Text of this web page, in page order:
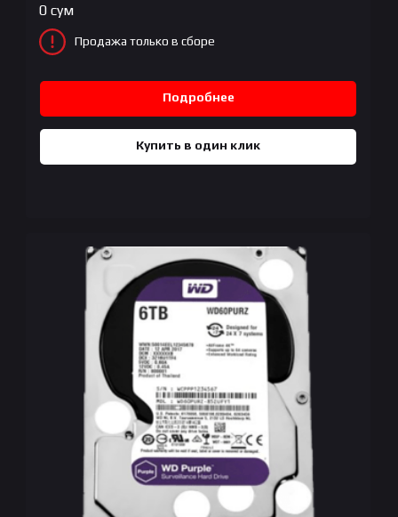
0 сум
Продажа только в сборе
Подробнее
Купить в один клик